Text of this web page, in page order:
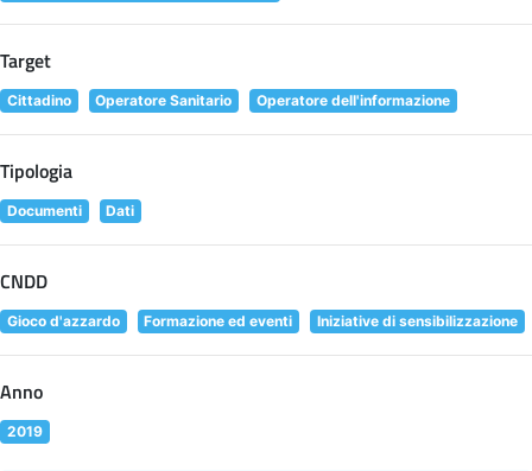
Target
Cittadino Operatore Sanitario Operatore dell'informazione
Tipologia
Documenti Dati
CNDD
Gioco d'azzardo Formazione ed eventi Iniziative di sensibilizzazione
Anno
2019